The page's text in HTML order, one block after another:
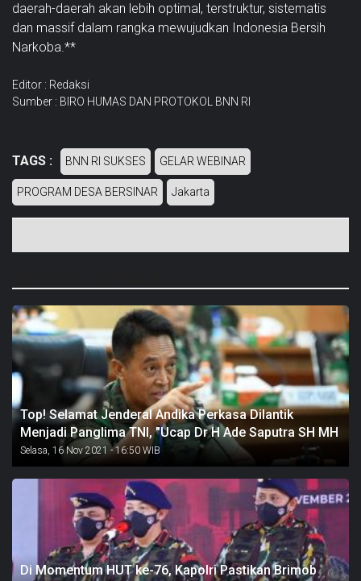
daerah-daerah akan lebih optimal, terstruktur, sistematis
dan massif dalam rangka mewujudkan Indonesia Bersih
Narkoba.**
Editor : Redaksi
Sumber : BIRO HUMAS DAN PROTOKOL BNN RI
TAGS : BNN RI SUKSES GELAR WEBINAR
PROGRAM DESA BERSINAR Jakarta
Top! Selamat Jenderal Andika Perkasa Dilantik
Menjadi Panglima TNI, "Ucap Dr H Ade Saputra SH MH
Selasa, 16 Nov 2021 - 16:50 WIB
Di Momentum HUT ke-76, Kapolri Pastikan Brimob